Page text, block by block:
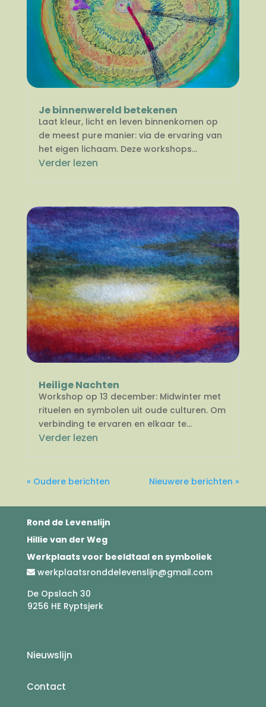
Je binnenwereld betekenen
Laat kleur, licht en leven binnenkomen op
de meest pure manier: via de ervaring van
het eigen lichaam. Deze workshops...
Verder lezen
Heilige Nachten
Workshop op 13 december: Midwinter met
rituelen en symbolen uit oude culturen. Om
verbinding te ervaren en elkaar te...
Verder lezen
« Oudere berichten Nieuwere berichten »
Rond de Levenslijn
Hillie van der Weg
Werkplaats voor beeldtaal en symboliek
werkplaatsronddelevenslijn@gmail.com
De Opslach 30
9256 HE Ryptsjerk
Nieuwslijn
Contact